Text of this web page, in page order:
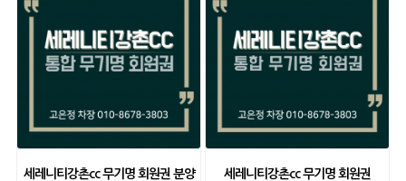
세레니티강촌cc 무기명 회원권 분양 세레니티강촌cc 무기명 회원권